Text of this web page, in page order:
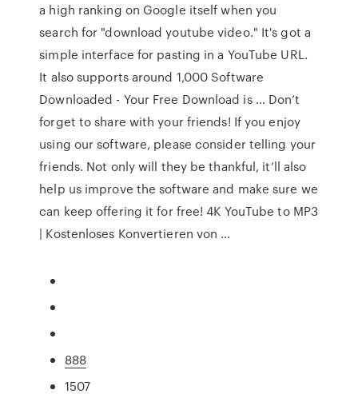
a high ranking on Google itself when you
search for "download youtube video." It's got a
simple interface for pasting in a YouTube URL.
It also supports around 1,000 Software
Downloaded - Your Free Download is … Don’t
forget to share with your friends! If you enjoy
using our software, please consider telling your
friends. Not only will they be thankful, it’ll also
help us improve the software and make sure we
can keep offering it for free! 4K YouTube to MP3
| Kostenloses Konvertieren von …
888
1507